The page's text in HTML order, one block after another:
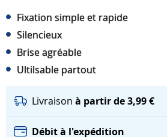
Fixation simple et rapide
Silencieux
Brise agréable
Ultilsable partout
Livraison à partir de 3,99 €
Débit à l'expédition